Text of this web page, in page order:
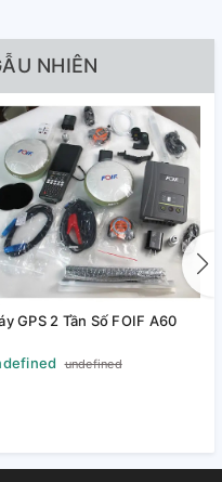
NHIÊN
GPS 2 Tần Số FOIF A60
undefined